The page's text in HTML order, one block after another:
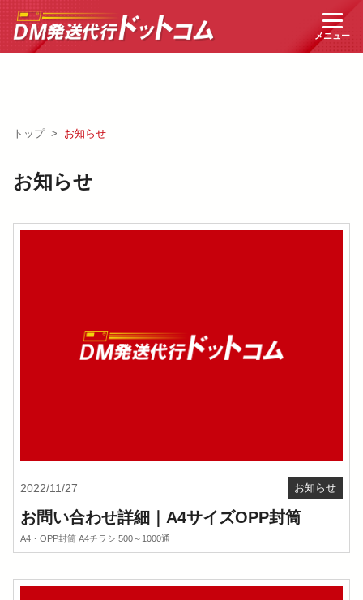
トップ > お知らせ
お知らせ
2022/11/27 お知らせ
お問い合わせ詳細｜A4サイズOPP封筒
A4・OPP封筒 A4チラシ 500～1000通